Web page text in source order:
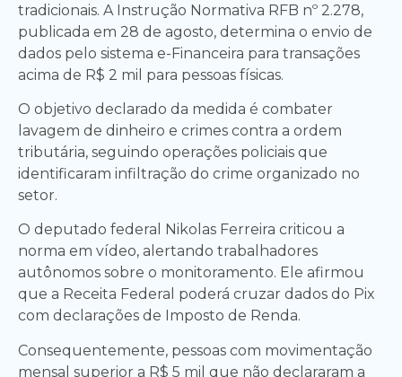
tradicionais. A Instrução Normativa RFB nº 2.278,
publicada em 28 de agosto, determina o envio de
dados pelo sistema e-Financeira para transações
acima de R$ 2 mil para pessoas físicas.
O objetivo declarado da medida é combater
lavagem de dinheiro e crimes contra a ordem
tributária, seguindo operações policiais que
identificaram infiltração do crime organizado no
setor.
O deputado federal Nikolas Ferreira criticou a
norma em vídeo, alertando trabalhadores
autônomos sobre o monitoramento. Ele afirmou
que a Receita Federal poderá cruzar dados do Pix
com declarações de Imposto de Renda.
Consequentemente, pessoas com movimentação
mensal superior a R$ 5 mil que não declararam a